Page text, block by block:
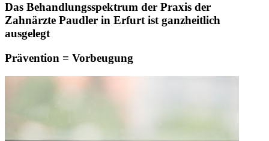
Das Behandlungsspektrum der Praxis der
Zahnärzte Paudler in Erfurt ist ganzheitlich
ausgelegt
Prävention = Vorbeugung